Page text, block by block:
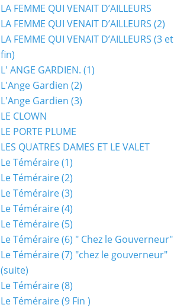
LA FEMME QUI VENAIT D’AILLEURS
LA FEMME QUI VENAIT D’AILLEURS (2)
LA FEMME QUI VENAIT D’AILLEURS (3 et
fin)
L' ANGE GARDIEN. (1)
L'Ange Gardien (2)
L'Ange Gardien (3)
LE CLOWN
LE PORTE PLUME
LES QUATRES DAMES ET LE VALET
Le Téméraire (1)
Le Téméraire (2)
Le Téméraire (3)
Le Téméraire (4)
Le Téméraire (5)
Le Téméraire (6) " Chez le Gouverneur"
Le Téméraire (7) "chez le gouverneur"
(suite)
Le Téméraire (8)
Le Téméraire (9 Fin )